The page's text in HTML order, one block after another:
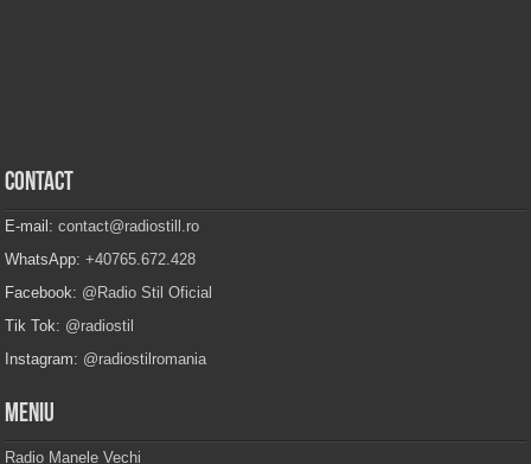
Contact
E-mail:contact@radiostill.ro
WhatsApp:+40765.672.428
Facebook: @Radio Stil Oficial
Tik Tok: @radiostil
Instagram: @radiostilromania
Meniu
Radio Manele Vechi